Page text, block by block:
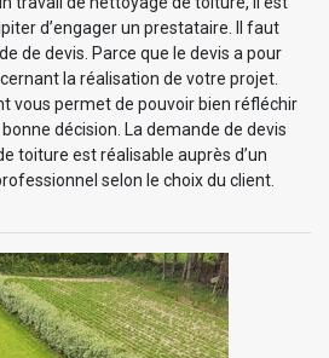
d’engager un prestataire. Il faut
de devis. Parce que le devis a pour
la réalisation de votre projet.
vous permet de pouvoir bien réfléchir
décision. La demande de devis
toiture est réalisable auprès d’un
selon le choix du client.